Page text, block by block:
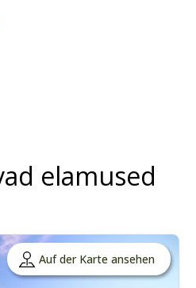
elamused
Auf der Karte ansehen